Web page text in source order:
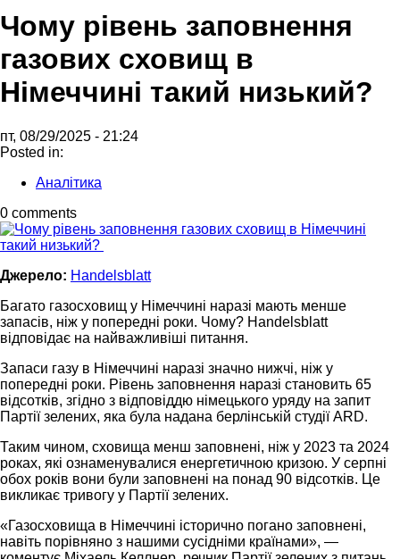
Чому рівень заповнення
газових сховищ в
Німеччині такий низький?
пт, 08/29/2025 - 21:24
Posted in:
Аналітика
0 comments
Джерело: Handelsblatt
Багато газосховищ у Німеччині наразі мають менше
запасів, ніж у попередні роки. Чому? Handelsblatt
відповідає на найважливіші питання.
Запаси газу в Німеччині наразі значно нижчі, ніж у
попередні роки. Рівень заповнення наразі становить 65
відсотків, згідно з відповіддю німецького уряду на запит
Партії зелених, яка була надана берлінській студії ARD.
Таким чином, сховища менш заповнені, ніж у 2023 та 2024
роках, які ознаменувалися енергетичною кризою. У серпні
обох років вони були заповнені на понад 90 відсотків. Це
викликає тривогу у Партії зелених.
«Газосховища в Німеччині історично погано заповнені,
навіть порівняно з нашими сусідніми країнами», —